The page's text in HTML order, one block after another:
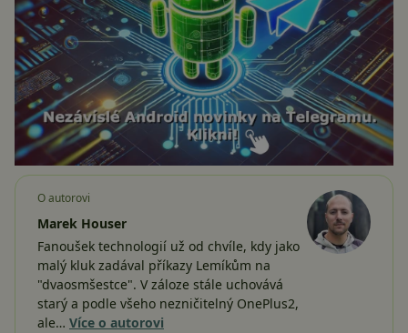
O autorovi
Marek Houser
Fanoušek technologií už od chvíle, kdy jako
malý kluk zadával příkazy Lemíkům na
"dvaosmšestce". V záloze stále uchovává
starý a podle všeho nezničitelný OnePlus2,
ale… Více o autorovi